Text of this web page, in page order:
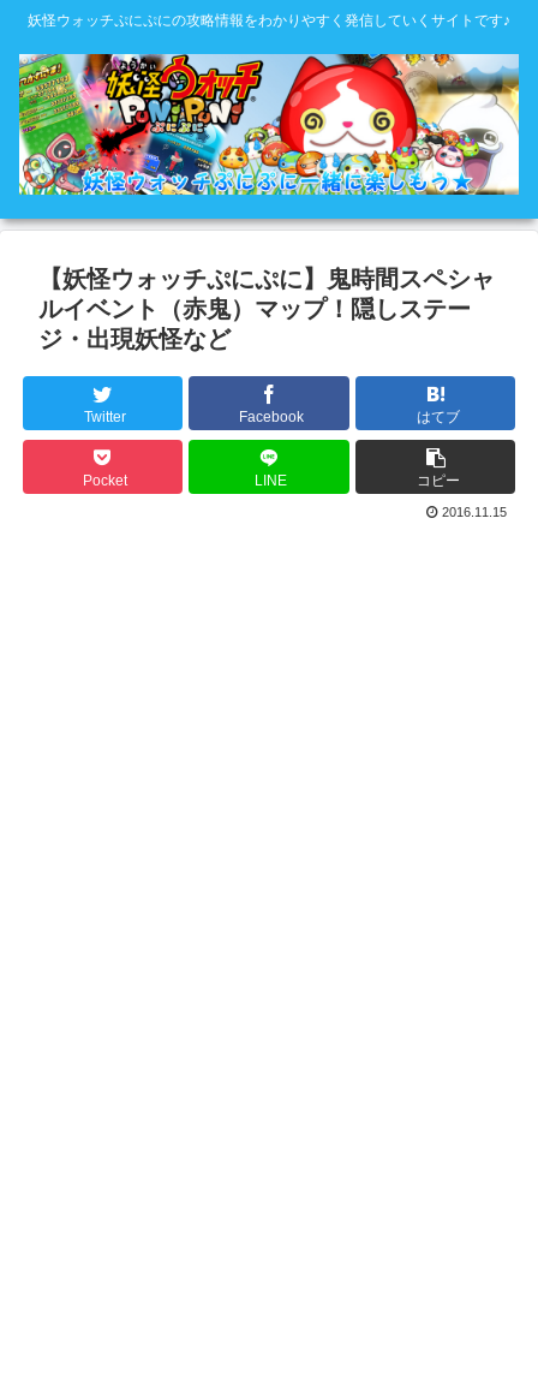
妖怪ウォッチぷにぷにの攻略情報をわかりやすく発信していくサイトです♪
【妖怪ウォッチぷにぷに】鬼時間スペシャ
ルイベント（赤鬼）マップ！隠しステー
ジ・出現妖怪など
Twitter Facebook はてブ
Pocket LINE コピー
2016.11.15